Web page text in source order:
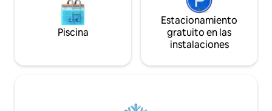
Piscina
Estacionamiento
gratuito en las
instalaciones